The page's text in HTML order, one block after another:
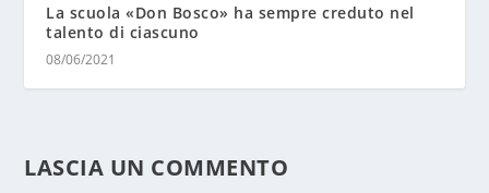
La scuola «Don Bosco» ha sempre creduto nel
talento di ciascuno
08/06/2021
LASCIA UN COMMENTO